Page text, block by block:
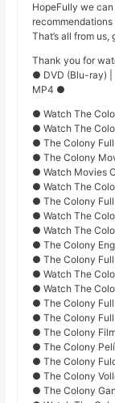
HopeFully we
That’s all from us,
Thank you for
● DVD (Blu-ray) |
MP4 ●
● Watch The
● Watch The
● The Colony
● The Colony
● Watch Movies
● Watch The
● The Colony
● Watch The
● Watch The
● The Colony
● The Colony
● Watch The
● Watch The
● The Colony
● The Colony
● The Colony
● The Colony
● The Colony
● The Colony
● The Colony